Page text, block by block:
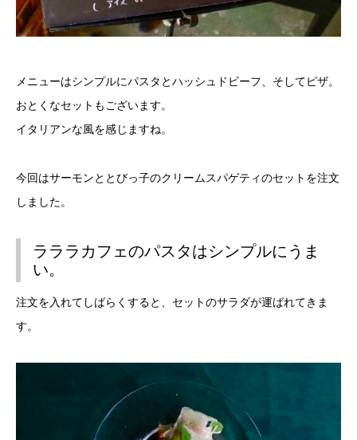
メニューはシンプルにパスタとハッシュドビーフ、そしてピザ。
おとくなセットもございます。
イタリアンな風を感じますね。
今回はサーモンととびっ子のクリームスパゲティのセットを注文
しました。
ラララカフェのパスタはシンプルにうま
い。
注文を入れてしばらくすると、セットのサラダが運ばれてきま
す。